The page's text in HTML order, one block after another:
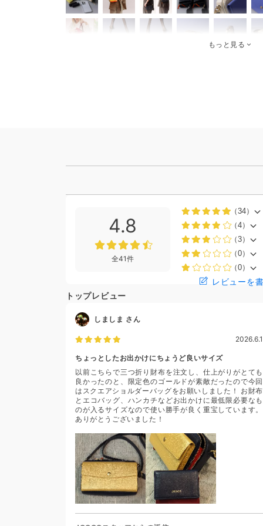
もっと見る
4.8
全41件
（34）
（4）
（3）
（0）
（0）
レビューを
トップレビュー
しましま さん
2026.6.1
ちょっとしたお出かけにちょうど良いサイズ
以前こちらで三つ折り財布を注文し、仕上がりがとても
良かったのと、限定色のゴールドが素敵だったので今回
はスクエアショルダーバッグをお願いしました！ お財布
とエコバッグ、ハンカチなどお出かけに最低限必要なも
のが入るサイズなので使い勝手が良く重宝しています。
ありがとうございました！